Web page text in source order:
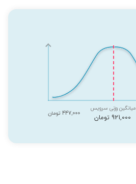
میانگین وزنی سرویس
921,000 تومان
447,000 تومان